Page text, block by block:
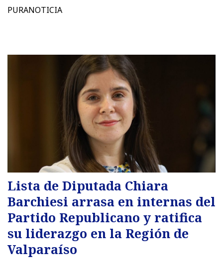
PURANOTICIA
Lista de Diputada Chiara
Barchiesi arrasa en internas del
Partido Republicano y ratifica
su liderazgo en la Región de
Valparaíso